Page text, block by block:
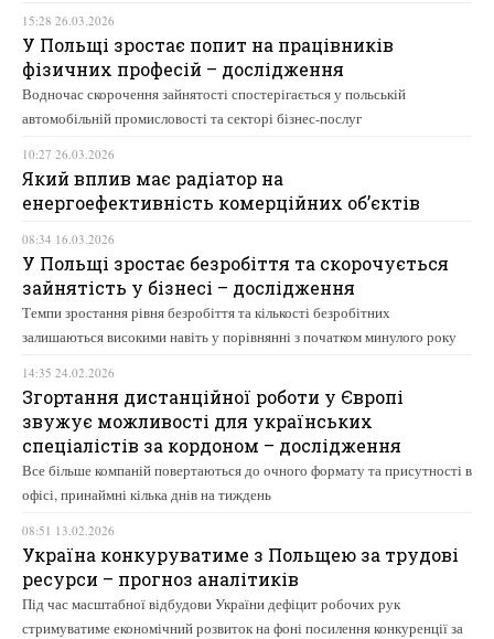
15:28 26.03.2026
У Польщі зростає попит на працівників
фізичних професій – дослідження
Водночас скорочення зайнятості спостерігається у польській
автомобільній промисловості та секторі бізнес-послуг
10:27 26.03.2026
Який вплив має радіатор на
енергоефективність комерційних об’єктів
08:34 16.03.2026
У Польщі зростає безробіття та скорочується
зайнятість у бізнесі – дослідження
Темпи зростання рівня безробіття та кількості безробітних
залишаються високими навіть у порівнянні з початком минулого року
14:35 24.02.2026
Згортання дистанційної роботи у Європі
звужує можливості для українських
спеціалістів за кордоном – дослідження
Все більше компаній повертаються до очного формату та присутності в
офісі, принаймні кілька днів на тиждень
08:51 13.02.2026
Україна конкуруватиме з Польщею за трудові
ресурси – прогноз аналітиків
Під час масштабної відбудови України дефіцит робочих рук
стримуватиме економічний розвиток на фоні посилення конкуренції за